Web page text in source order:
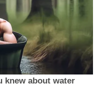
knew about water